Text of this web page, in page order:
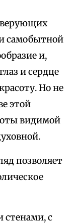
самобытной
и,
и сердце
Но не
этой
видимой
позволяет
стенами, с